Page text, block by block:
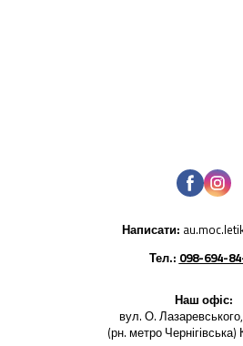
Написати:
Тел.: 098-694-
Наш офіс:
вул. О.
(рн. метро Чернігівська)